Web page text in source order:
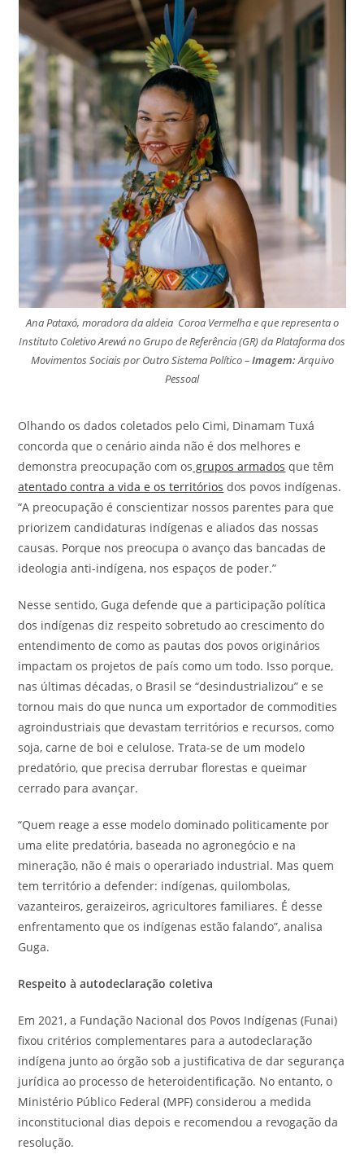
Ana Pataxó, moradora da aldeia Coroa Vermelha e que representa o
Instituto Coletivo Arewá no Grupo de Referência (GR) da Plataforma dos
Movimentos Sociais por Outro Sistema Político –Imagem:Arquivo
Pessoal
Olhando os dados coletados pelo Cimi, Dinamam Tuxá
concorda que o cenário ainda não é dos melhores e
demonstra preocupação com os grupos armados que têm
atentado contra a vida e os territórios dos povos indígenas.
“A preocupação é conscientizar nossos parentes para que
priorizem candidaturas indígenas e aliados das nossas
causas. Porque nos preocupa o avanço das bancadas de
ideologia anti-indígena, nos espaços de poder.”
Nesse sentido, Guga defende que a participação política
dos indígenas diz respeito sobretudo ao crescimento do
entendimento de como as pautas dos povos originários
impactam os projetos de país como um todo. Isso porque,
nas últimas décadas, o Brasil se “desindustrializou” e se
tornou mais do que nunca um exportador de commodities
agroindustriais que devastam territórios e recursos, como
soja, carne de boi e celulose. Trata-se de um modelo
predatório, que precisa derrubar florestas e queimar
cerrado para avançar.
“Quem reage a esse modelo dominado politicamente por
uma elite predatória, baseada no agronegócio e na
mineração, não é mais o operariado industrial. Mas quem
tem território a defender: indígenas, quilombolas,
vazanteiros, geraizeiros, agricultores familiares. É desse
enfrentamento que os indígenas estão falando”, analisa
Guga.
Respeito à autodeclaração coletiva
Em 2021, a Fundação Nacional dos Povos Indígenas (Funai)
fixou critérios complementares para a autodeclaração
indígena junto ao órgão sob a justificativa de dar segurança
jurídica ao processo de heteroidentificação. No entanto, o
Ministério Público Federal (MPF) considerou a medida
inconstitucional dias depois e recomendou a revogação da
resolução.